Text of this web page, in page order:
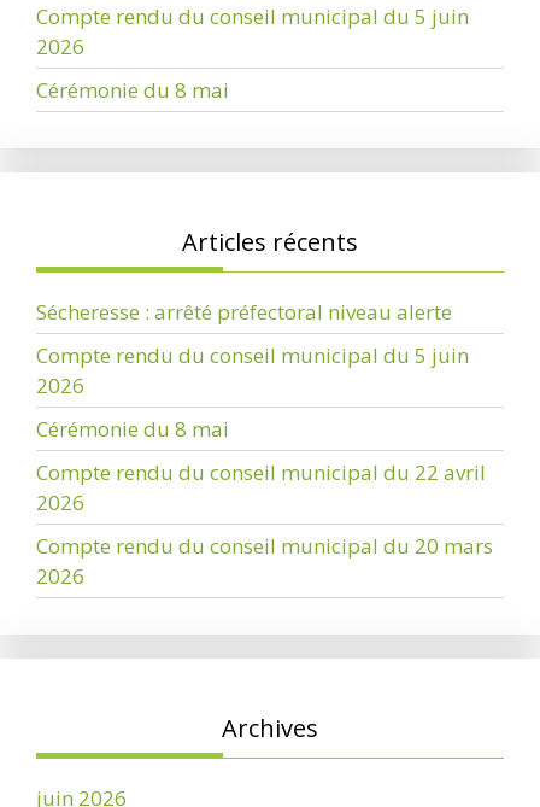
Compte rendu du conseil municipal du 5 juin
2026
Cérémonie du 8 mai
Articles récents
Sécheresse : arrêté préfectoral niveau alerte
Compte rendu du conseil municipal du 5 juin
2026
Cérémonie du 8 mai
Compte rendu du conseil municipal du 22 avril
2026
Compte rendu du conseil municipal du 20 mars
2026
Archives
juin 2026